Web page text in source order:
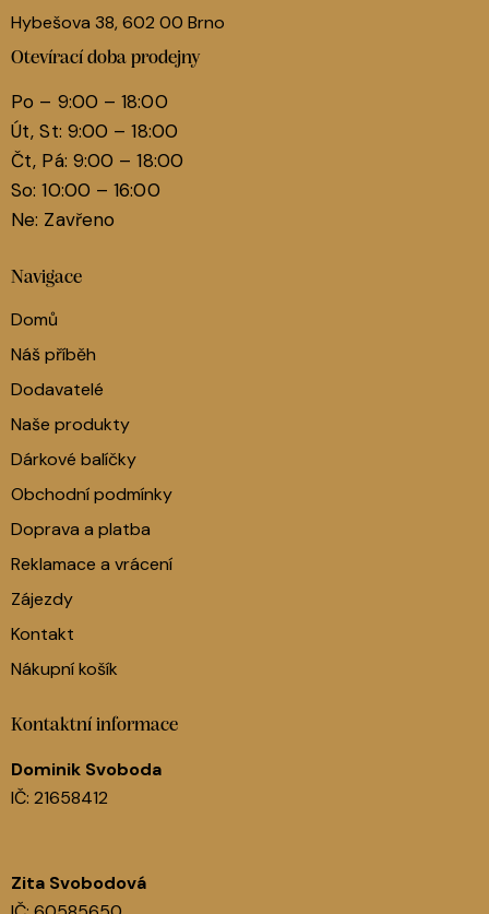
Hybešova 38, 602 00 Brno
Otevírací doba prodejny
Po – 9:00 – 18:00
Út, St: 9:00 – 18:00
Čt, Pá: 9:00 – 18:00
So: 10:00 – 16:00
Ne: Zavřeno
Navigace
Domů
Náš příběh
Dodavatelé
Naše produkty
Dárkové balíčky
Obchodní podmínky
Doprava a platba
Reklamace a vrácení
Zájezdy
Kontakt
Nákupní košík
Kontaktní informace
Dominik Svoboda
IČ: 21658412
Zita Svobodová